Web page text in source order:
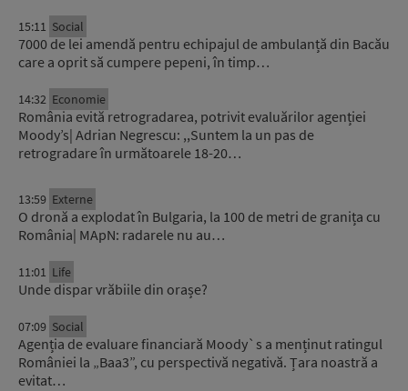
15:11 Social
7000 de lei amendă pentru echipajul de ambulanță din Bacău
care a oprit să cumpere pepeni, în timp…
14:32 Economie
România evită retrogradarea, potrivit evaluărilor agenției
Moody’s| Adrian Negrescu: ,,Suntem la un pas de
retrogradare în următoarele 18-20…
13:59 Externe
O dronă a explodat în Bulgaria, la 100 de metri de granița cu
România| MApN: radarele nu au…
11:01 Life
Unde dispar vrăbiile din orașe?
07:09 Social
Agenția de evaluare financiară Moody`s a menținut ratingul
României la „Baa3”, cu perspectivă negativă. Țara noastră a
evitat…